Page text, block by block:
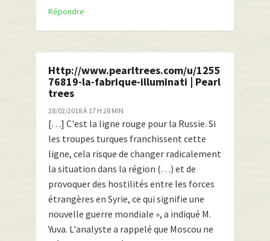
Répondre
Http://www.pearltrees.com/u/1255
76819-la-fabrique-illuminati | Pearl
trees
28/02/2018 À 17 H 28 MIN
[…] C'est la ligne rouge pour la Russie. Si
les troupes turques franchissent cette
ligne, cela risque de changer radicalement
la situation dans la région (…) et de
provoquer des hostilités entre les forces
étrangères en Syrie, ce qui signifie une
nouvelle guerre mondiale », a indiqué M.
Yuva. L'analyste a rappelé que Moscou ne